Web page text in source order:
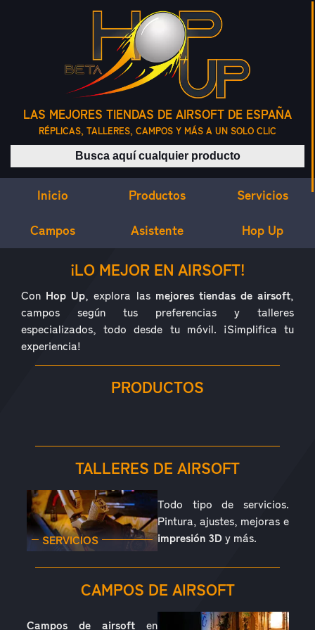
LAS MEJORES TIENDAS DE AIRSOFT DE ESPAÑA
RÉPLICAS, TALLERES, CAMPOS Y MÁS A UN SOLO CLIC
Buscar productos
Inicio Productos Servicios
Campos Asistente Hop Up
¿QUÉ ES HOP UP?¡LO MEJOR EN AIRSOFT!
Con Hop Up, explora las mejores tiendas de airsoft,
campos según tus preferencias y talleres
especializados, todo desde tu móvil. ¡Simplifica tu
experiencia!
PRODUCTOS
ACCESORIOS
TALLERES DE AIRSOFT
SERVICIOS
Todo tipo de servicios.
Pintura, ajustes, mejoras e
impresión 3D y más.
CAMPOS DE AIRSOFT
Campos de airsoften